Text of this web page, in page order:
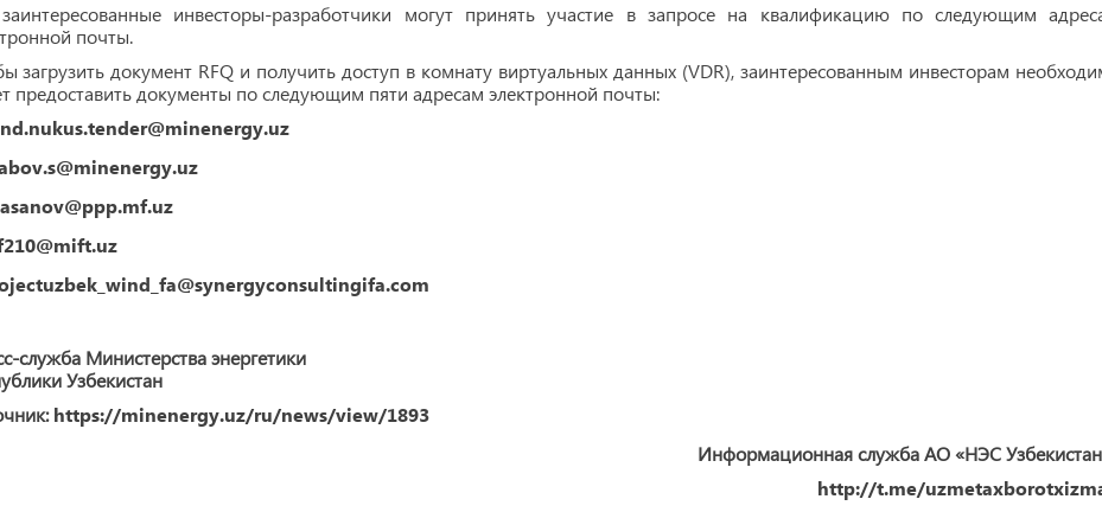
инвесторы-разработчики могут принять участие в запросе на квалификацию по следующим
почты.
загрузить документ RFQ и получить доступ в комнату виртуальных данных (VDR), заинтересованным инвесторам
предоставить документы по следующим пяти адресам электронной почты:
служба Министерства энергетики
Узбекистан
https://minenergy.uz/ru/news/view/1893
Информационная служба АО «НЭС
http://t.me/